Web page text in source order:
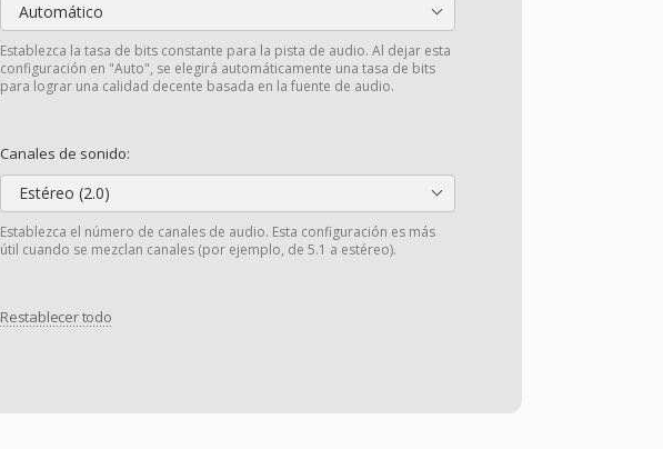
Automático
Establezca la tasa de bits constante para la pista de audio. Al dejar esta
configuración en "Auto", se elegirá automáticamente una tasa de bits
para lograr una calidad decente basada en la fuente de audio.
Canales de sonido:
Estéreo (2.0)
Establezca el número de canales de audio. Esta configuración es más
útil cuando se mezclan canales (por ejemplo, de 5.1 a estéreo).
Restablecer todo